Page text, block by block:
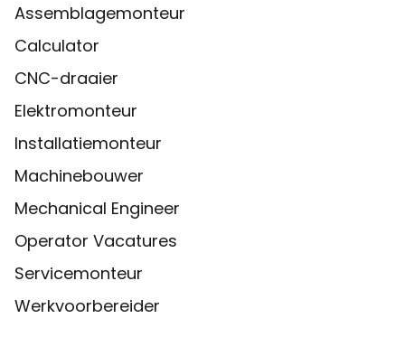
Assemblagemonteur
Calculator
CNC-draaier
Elektromonteur
Installatiemonteur
Machinebouwer
Mechanical Engineer
Operator Vacatures
Servicemonteur
Werkvoorbereider